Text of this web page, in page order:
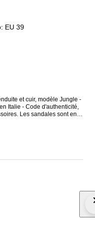
EU 39
et cuir, modèle Jungle -
Les sandales sont en
boucle en métal argenté.
Largeur à plat 10 cm -